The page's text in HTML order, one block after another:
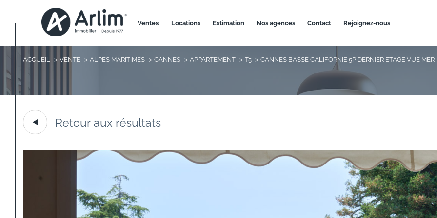
ventes locations estimation nos agences contact rejoignez-nous
ACCUEIL VENTE ALPES MARITIMES CANNES APPARTEMENT T5 CANNES BASSE CALIFORNIE 5P DERNIER ETAGE VUE MER
Retour aux résultats